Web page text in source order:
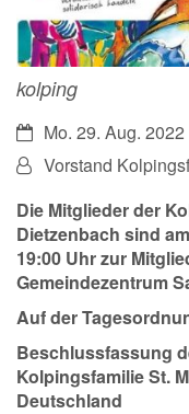
kolping
Datum:Mo. 29. Aug. 2022
Von:Vorstand
Die Mitglieder der
Dietzenbach sind
19:00 Uhr zur
Gemeindezentrum
Auf der
Beschlussfassung
Kolpingsfamilie St.
Deutschland